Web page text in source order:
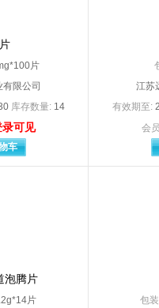
市燕京药业有限公司
双吉制药有限公司
万辉双鹤药业有限责任公司
协和药厂
制药（中国）有限公司
迪瑞制药有限公司
片
限公司
库存数量: 14
可见
车
江苏
有效期至:
会
泡腾片
片
包